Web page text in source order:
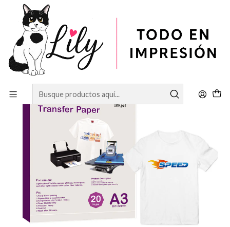
Inicio PAPELERÍA
Papel transfer Light Tamaño A3 20 hojas